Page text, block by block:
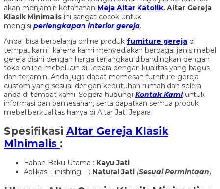
akan menjamin ketahanan Meja Altar Katolik. Altar Gereja
Klasik Minimalis ini sangat cocok untuk
mengisi perlengkapan interior gereja.
Anda bisa berbelanja online produk furniture gereja di
tempat kami karena kami menyediakan berbagai jenis mebel
gereja disini dengan harga terjangkau dibandingkan dengan
toko online mebel lain di Jepara dengan kualitas yang bagus
dan terjamin. Anda juga dapat memesan furniture gereja
custom yang sesuai dengan kebutuhan rumah dan selera
anda di tempat kami. Segera hubungi Kontak Kamiuntuk
informasi dan pemesanan, serta dapatkan semua produk
mebel berkualitas hanya di Altar Jati Jepara
Spesifikasi Altar Gereja Klasik
Minimalis :
Bahan Baku Utama : Kayu Jati
Aplikasi Finishing : Natural Jati (Sesuai Permintaan)